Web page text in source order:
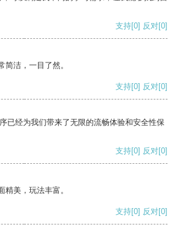
支持[0] 反对[0]
简洁，一目了然。
支持[0] 反对[0]
已经为我们带来了无限的流畅体验和安全性保
支持[0] 反对[0]
精美，玩法丰富。
支持[0] 反对[0]